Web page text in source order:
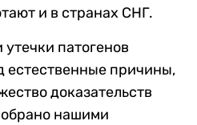
и в странах СНГ.
патогенов
естественные причины,
доказательств
нашими